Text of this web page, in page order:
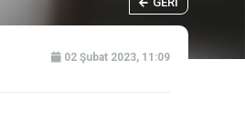
02 Şubat 2023, 11:09